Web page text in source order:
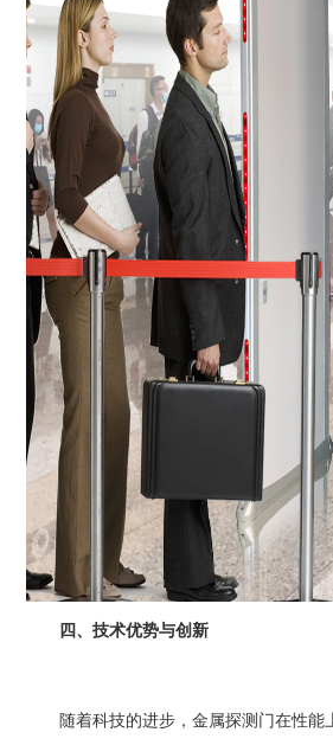
四、技术优势与创新
随着科技的进步，金属探测门在性能